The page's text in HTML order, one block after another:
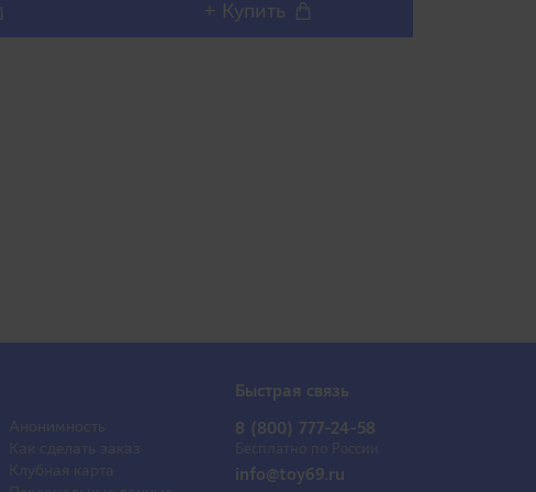
+ Купить
Быстрая связь
8 (800) 777-24-58
info@toy69.ru